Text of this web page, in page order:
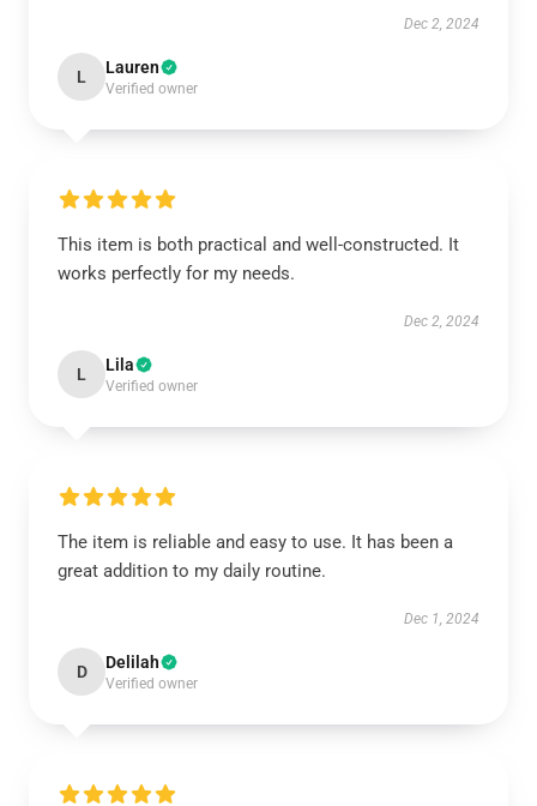
Dec 2, 2024
L Lauren
Verified owner
This item is both practical and well-constructed. It
works perfectly for my needs.
Dec 2, 2024
L Lila
Verified owner
The item is reliable and easy to use. It has been a
great addition to my daily routine.
Dec 1, 2024
D Delilah
Verified owner